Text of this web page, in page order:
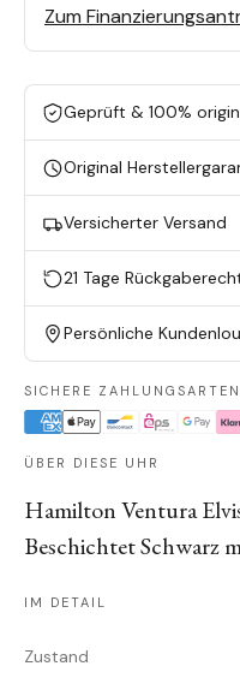
Zum
Geprüft & 100%
Original
Versicherter Versand
21 Tage
Persönliche
SICHERE ZAHLUNGSARTEN
ÜBER DIESE UHR
Hamilton Ventura
Beschichtet Schwarz
IM DETAIL
Zustand